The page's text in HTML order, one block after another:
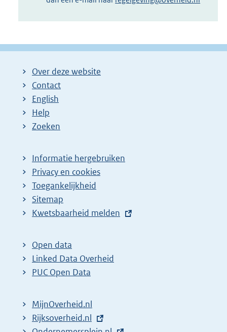
Over deze website
Contact
English
Help
Zoeken
Informatie hergebruiken
Privacy en cookies
Toegankelijkheid
Sitemap
E
t
e
r
l
i
Kwetsbaarheid melden
Open data
Linked Data Overheid
PUC Open Data
MijnOverheid.nl
E
Rijksoverheid.nl